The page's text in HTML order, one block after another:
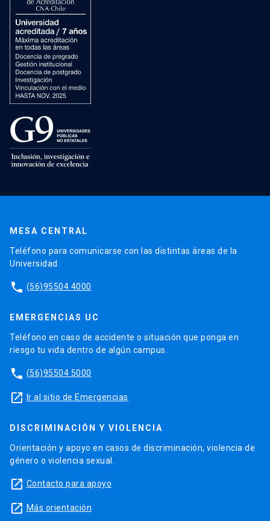
MESA CENTRAL
Teléfono para comunicarse con las distintas áreas de la
Universidad.
phone (56)95504 4000
EMERGENCIAS UC
Teléfono en caso de accidente o situación que ponga en
riesgo tu vida dentro de algún campus.
phone (56)95504 5000
launch Ir al sitio de Emergencias
DISCRIMINACIÓN Y VIOLENCIA
Orientación y apoyo en casos de discriminación, violencia de
género o violencia sexual.
launch Contacto para apoyo
launch Más orientación